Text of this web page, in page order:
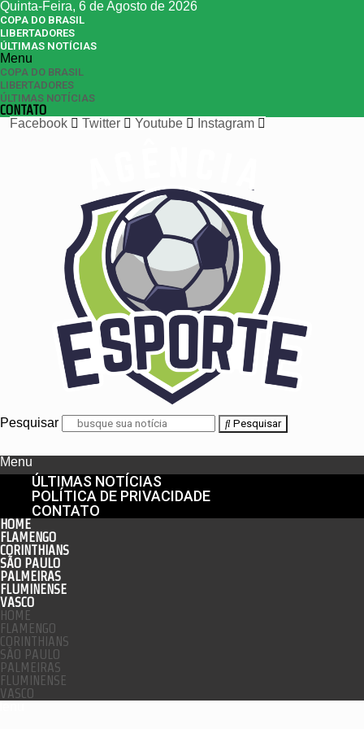
Quinta-Feira, 6 de Agosto de 2026
COPA DO BRASIL
LIBERTADORES
ÚLTIMAS NOTÍCIAS
Menu
COPA DO BRASIL
LIBERTADORES
ÚLTIMAS NOTÍCIAS
CONTATO
Facebook
Twitter Youtube Instagram
Pesquisar Pesquisar
Menu
ÚLTIMAS NOTÍCIAS
POLÍTICA DE PRIVACIDADE
CONTATO
HOME
FLAMENGO
CORINTHIANS
SÃO PAULO
PALMEIRAS
FLUMINENSE
VASCO
HOME
FLAMENGO
CORINTHIANS
SÃO PAULO
PALMEIRAS
FLUMINENSE
VASCO